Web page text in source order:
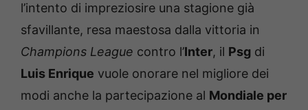
l’intento di impreziosire una stagione già
sfavillante, resa maestosa dalla vittoria in
Champions League contro l’Inter, il Psg di
Luis Enrique vuole onorare nel migliore dei
modi anche la partecipazione al Mondiale per